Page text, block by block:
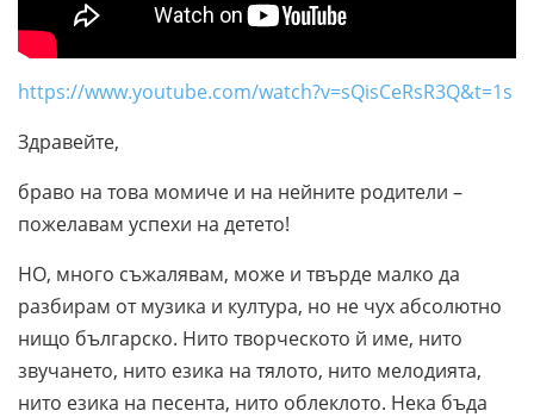
https://www.youtube.com/watch?v=sQisCeRsR3Q&t=1s
Здравейте,
браво на това момиче и на нейните родители –
пожелавам успехи на детето!
НО, много съжалявам, може и твърде малко да
разбирам от музика и култура, но не чух абсолютно
нищо българско. Нито творческото й име, нито
звучането, нито езика на тялото, нито мелодията,
нито езика на песента, нито облеклото. Нека бъда